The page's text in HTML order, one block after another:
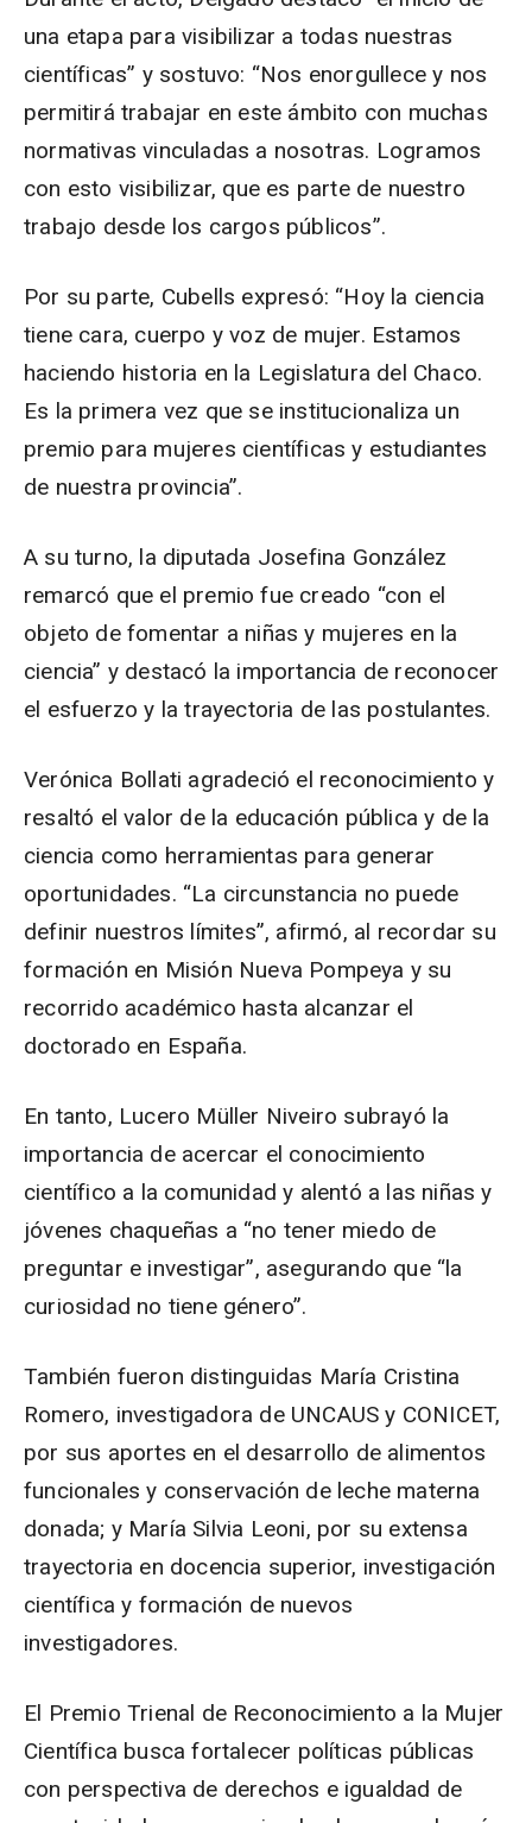
una etapa para visibilizar a todas nuestras
científicas” y sostuvo: “Nos enorgullece y nos
permitirá trabajar en este ámbito con muchas
normativas vinculadas a nosotras. Logramos
con esto visibilizar, que es parte de nuestro
trabajo desde los cargos públicos”.
Por su parte, Cubells expresó: “Hoy la ciencia
tiene cara, cuerpo y voz de mujer. Estamos
haciendo historia en la Legislatura del Chaco.
Es la primera vez que se institucionaliza un
premio para mujeres científicas y estudiantes
de nuestra provincia”.
A su turno, la diputada Josefina González
remarcó que el premio fue creado “con el
objeto de fomentar a niñas y mujeres en la
ciencia” y destacó la importancia de reconocer
el esfuerzo y la trayectoria de las postulantes.
Verónica Bollati agradeció el reconocimiento y
resaltó el valor de la educación pública y de la
ciencia como herramientas para generar
oportunidades. “La circunstancia no puede
definir nuestros límites”, afirmó, al recordar su
formación en Misión Nueva Pompeya y su
recorrido académico hasta alcanzar el
doctorado en España.
En tanto, Lucero Müller Niveiro subrayó la
importancia de acercar el conocimiento
científico a la comunidad y alentó a las niñas y
jóvenes chaqueñas a “no tener miedo de
preguntar e investigar”, asegurando que “la
curiosidad no tiene género”.
También fueron distinguidas María Cristina
Romero, investigadora de UNCAUS y CONICET,
por sus aportes en el desarrollo de alimentos
funcionales y conservación de leche materna
donada; y María Silvia Leoni, por su extensa
trayectoria en docencia superior, investigación
científica y formación de nuevos
investigadores.
El Premio Trienal de Reconocimiento a la Mujer
Científica busca fortalecer políticas públicas
con perspectiva de derechos e igualdad de